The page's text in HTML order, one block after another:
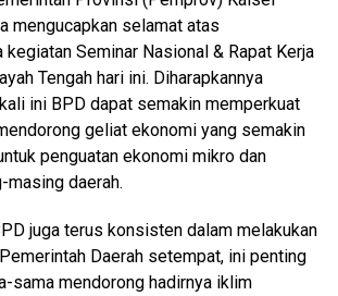
mengucapkan selamat atas
Seminar Nasional & Rapat Kerja
Tengah hari ini. Diharapkannya
ini BPD dapat semakin memperkuat
geliat ekonomi yang semakin
penguatan ekonomi mikro dan
daerah.
juga terus konsisten dalam melakukan
Daerah setempat, ini penting
sama mendorong hadirnya iklim